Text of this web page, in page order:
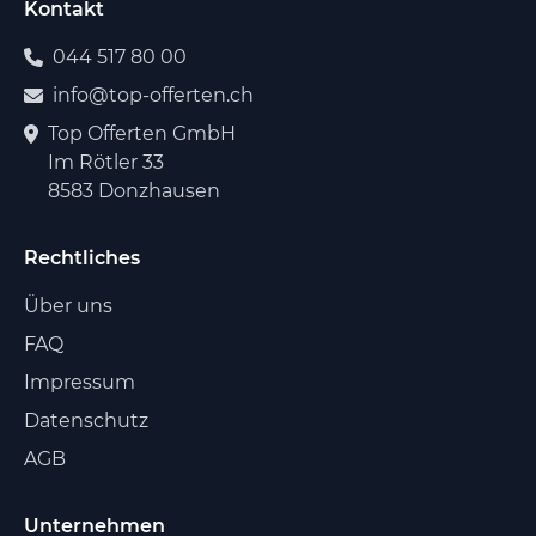
Kontakt
044 517 80 00
info@top-offerten.ch
Top Offerten GmbH
Im Rötler 33
8583 Donzhausen
Rechtliches
Über uns
FAQ
Impressum
Datenschutz
AGB
Unternehmen